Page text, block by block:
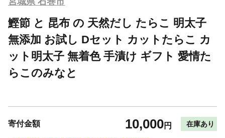
鰹節 と 昆布 の 天然だし たらこ 明太子
無添加 お試し Dセット カットたらこ カ
ット明太子 無着色 手漬け ギフト 愛情た
らこのみなと
寄付金額 10,000円 在庫あり